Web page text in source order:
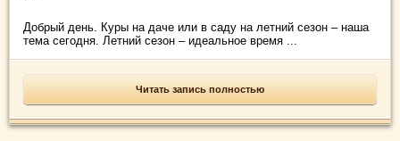
Добрый день. Куры на даче или в саду на летний сезон – наша
тема сегодня. Летний сезон – идеальное время ...
Читать запись полностью